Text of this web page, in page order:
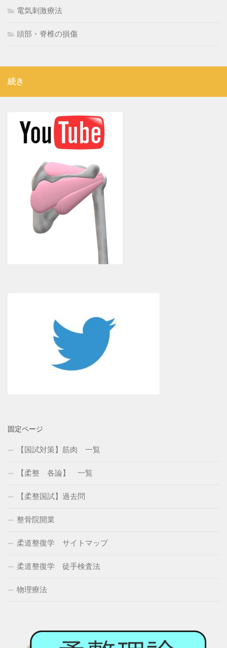
電気刺激療法
頭部・脊椎の損傷
続き
固定ページ
【国試対策】筋肉 一覧
【柔整 各論】 一覧
【柔整国試】過去問
整骨院開業
柔道整復学 サイトマップ
柔道整復学 徒手検査法
物理療法